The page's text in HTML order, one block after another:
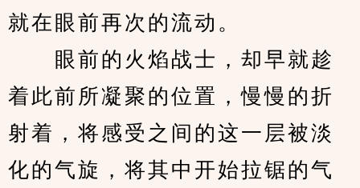
就在眼前再次的流动。
眼前的火焰战士，却早就趁
着此前所凝聚的位置，慢慢的折
射着，将感受之间的这一层被淡
化的气旋，将其中开始拉锯的气